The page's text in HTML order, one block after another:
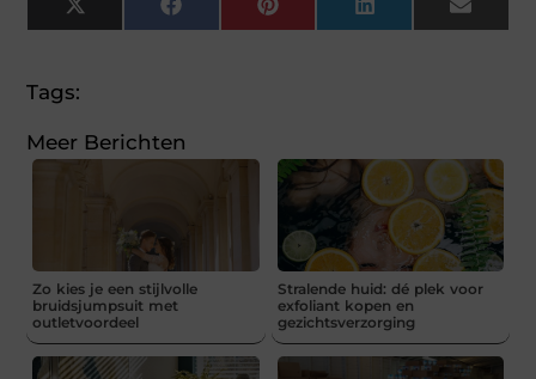
X
(Twitter)
FacebookPinterestLinkedInEmail
Tags:
Meer Berichten
Zo kies je een stijlvolle
bruidsjumpsuit met
outletvoordeel
Stralende huid: dé plek voor
exfoliant kopen en
gezichtsverzorging